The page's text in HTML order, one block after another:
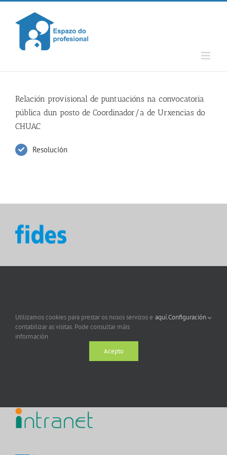
Skip
content
Relación provisional de puntuacións na convocatoria
pública dun posto de Coordinador/a de Urxencias do
CHUAC
Resolución
Utilizamos cookies para prestar os nosos servizos e
contabilizar as visitas. Pode consultar máis
información
aquí.Configuración
Acepto